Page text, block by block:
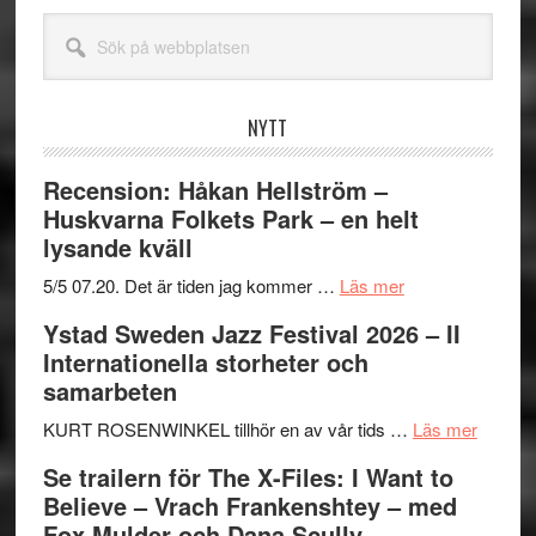
webbplatsen
NYTT
Recension: Håkan Hellström –
Huskvarna Folkets Park – en helt
lysande kväll
5/5 07.20. Det är tiden jag kommer … Läs merom
Håkan
Huskvarna
Park
–
Ystad Sweden Jazz Festival 2026 – II
Internationella storheter och
samarbeten
KURT ROSENWINKEL tillhör en av vår tids … Läs merom
Se trailern för The X-Files: I Want to
Believe – Vrach Frankenshtey – med